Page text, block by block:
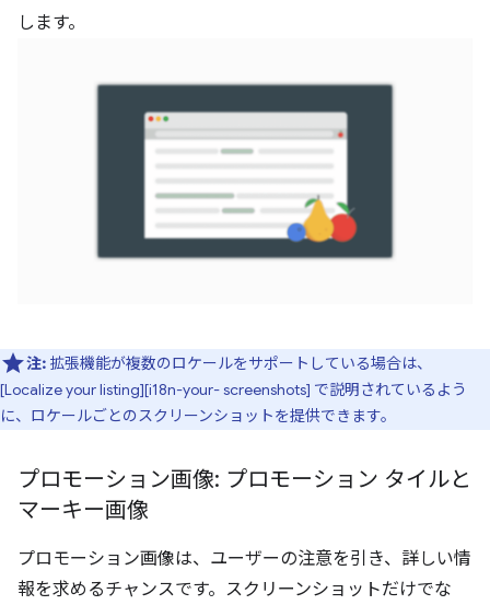
します。
注: 拡張機能が複数のロケールをサポートしている場合は、
[Localize your listing][i18n-your- screenshots] で説明されているよう
に、ロケールごとのスクリーンショットを提供できます。
プロモーション画像: プロモーション タイルと
マーキー画像
プロモーション画像は、ユーザーの注意を引き、詳しい情
報を求めるチャンスです。スクリーンショットだけでな